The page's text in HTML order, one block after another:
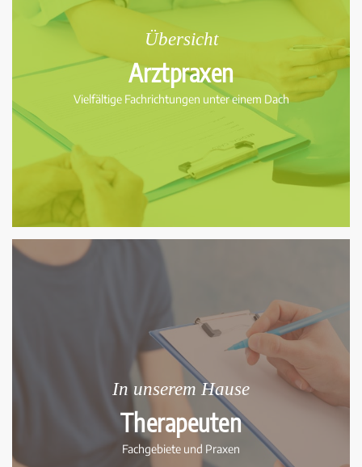
Übersicht
Arztpraxen
Vielfältige Fachrichtungen unter einem Dach
In unserem Hause
Therapeuten
Fachgebiete und Praxen